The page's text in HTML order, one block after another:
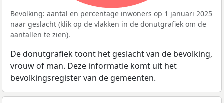
Bevolking: aantal en percentage inwoners op 1 januari 2025
naar geslacht (klik op de vlakken in de donutgrafiek om de
aantallen te zien).
De donutgrafiek toont het geslacht van de bevolking,
vrouw of man. Deze informatie komt uit het
bevolkingsregister van de gemeenten.